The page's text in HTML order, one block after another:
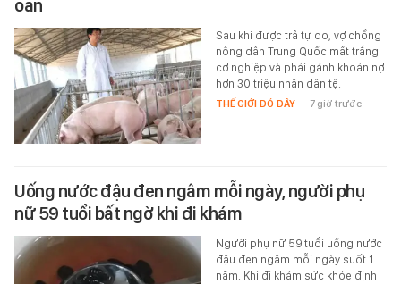
oan
Sau khi được trả tự do, vợ chồng
nông dân Trung Quốc mất trắng
cơ nghiệp và phải gánh khoản nợ
hơn 30 triệu nhân dân tệ.
THẾ GIỚI ĐÓ ĐÂY - 7 giờ trước
Uống nước đậu đen ngâm mỗi ngày, người phụ
nữ 59 tuổi bất ngờ khi đi khám
Người phụ nữ 59 tuổi uống nước
đậu đen ngâm mỗi ngày suốt 1
năm. Khi đi khám sức khỏe định